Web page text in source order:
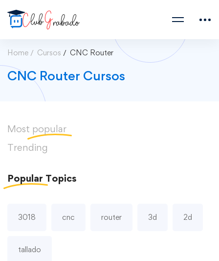
Home Cursos CNC Router
CNC Router Cursos
Most popular
Trending
Popular Topics
3018 cnc router 3d 2d
tallado